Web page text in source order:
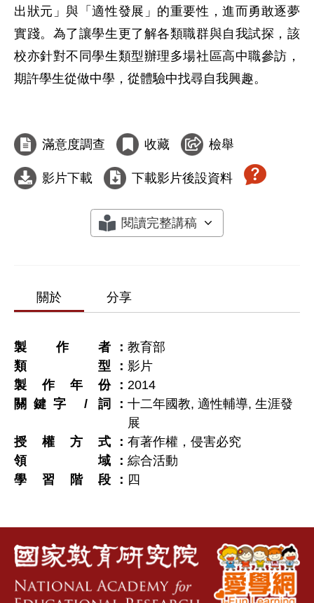
出狀元」與「適性發展」的重要性，進而勇敢逐夢
實踐。為了讓學生更了解各類職群與自我試探，該
校亦針對不同學生類型辦理多場社區高中職參訪，
期許學生從做中學，從體驗中找尋自我興趣。
滿意度調查 收藏 檢舉
影片下載 下載影片後設資料
閱讀完整講稿
關於 分享
製作者
教育部
類型
影片
製作年份
2014
關鍵字 / 詞
十二年國教, 適性輔導, 生涯發
展
授權方式
有著作權，侵害必究
領域
綜合活動
學習階段
四